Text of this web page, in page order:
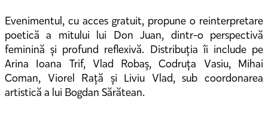
Evenimentul, cu acces gratuit, propune o reinterpretare
poetică a mitului lui Don Juan, dintr-o perspectivă
feminină și profund reflexivă. Distribuția îi include pe
Arina Ioana Trif, Vlad Robaș, Codruța Vasiu, Mihai
Coman, Viorel Rață și Liviu Vlad, sub coordonarea
artistică a lui Bogdan Sărătean.